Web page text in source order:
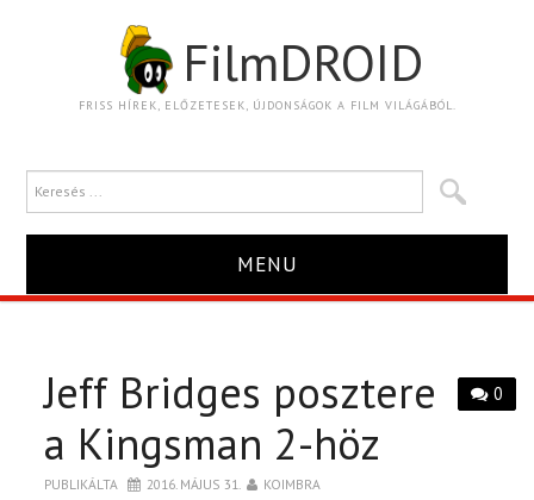
FilmDROID
FRISS HÍREK, ELŐZETESEK, ÚJDONSÁGOK A FILM VILÁGÁBÓL.
MENU
TRAILER
KRITIKA
0
Jeff Bridges posztere
a Kingsman 2-höz
PUBLIKÁLTA 2016. MÁJUS 31. KOIMBRA